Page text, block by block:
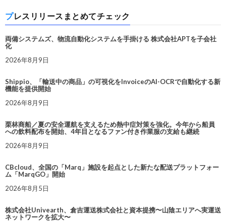
プレスリリースまとめてチェック
両備システムズ、物流自動化システムを手掛ける 株式会社APTを子会社
化
2026年8月9日
Shippio、「輸送中の商品」の可視化をInvoiceのAI-OCRで自動化する新
機能を提供開始
2026年8月9日
栗林商船／夏の安全運航を支えるため熱中症対策を強化。今年から船員
への飲料配布を開始、4年目となるファン付き作業服の支給も継続
2026年8月9日
CBcloud、全国の「Marq」施設を起点とした新たな配送プラットフォー
ム「MarqGO」開始
2026年8月5日
株式会社Univearth、倉吉運送株式会社と資本提携〜山陰エリアへ実運送
ネットワークを拡大〜